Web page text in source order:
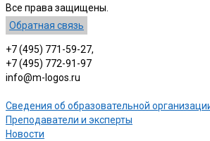
Все права защищены.
Обратная связь
+7 (495) 771-59-27,
+7 (495) 772-91-97
info@m-logos.ru
Сведения об образовательной
Преподаватели и эксперты
Новости